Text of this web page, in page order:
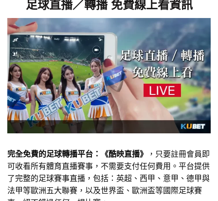
足球直播／轉播 免費線上看資訊
完全免費的足球轉播平台：《酷映直播》
，只要註冊會員即
可收看所有體育直播賽事，不需要支付任何費用。平台提供
了完整的足球賽事直播，包括：英超、西甲、意甲、德甲與
法甲等歐洲五大聯賽，以及世界盃、歐洲盃等國際足球賽